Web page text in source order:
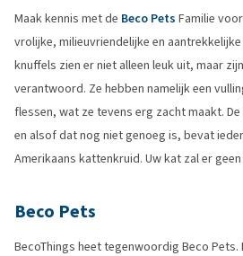
Maak kennis met de Beco Pets Familie
vrolijke, milieuvriendelijke en
knuffels zien er niet alleen leuk uit, maar
verantwoord. Ze hebben namelijk een
flessen, wat ze tevens erg zacht maakt.
en alsof dat nog niet genoeg is, bevat
Amerikaans kattenkruid. Uw kat zal er
Beco Pets
BecoThings heet tegenwoordig Beco